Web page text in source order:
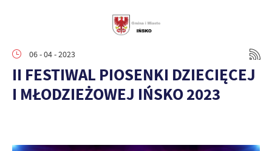
06 - 04 - 2023
II FESTIWAL PIOSENKI DZIECIĘCEJ
I MŁODZIEŻOWEJ IŃSKO 2023